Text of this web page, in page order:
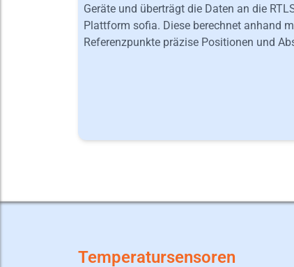
Geräte und überträgt die Daten an die
Plattform sofia. Diese berechnet anhand
Referenzpunkte präzise Positionen und
Temperatursensoren